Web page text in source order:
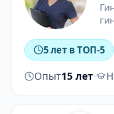
5 лет в ТОП-5
Опыт15 лет·